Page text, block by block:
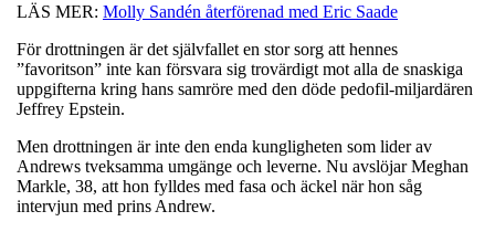
LÄS MER: Molly Sandén återförenad med Eric Saade
För drottningen är det självfallet en stor sorg att hennes
”favoritson” inte kan försvara sig trovärdigt mot alla de snaskiga
uppgifterna kring hans samröre med den döde pedofil-miljardären
Jeffrey Epstein.
Men drottningen är inte den enda kungligheten som lider av
Andrews tveksamma umgänge och leverne. Nu avslöjar Meghan
Markle, 38, att hon fylldes med fasa och äckel när hon såg
intervjun med prins Andrew.